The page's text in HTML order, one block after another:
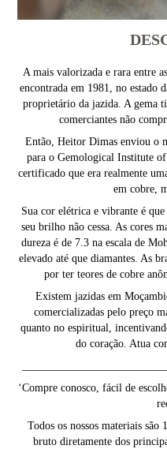
A mais valorizada e rara entre
encontrada em 1981, no estado
proprietário da jazida. A gema
comerciantes não
Então, Heitor Dimas enviou o
para o Gemological Institute
certificado que era realmente
em cobre,
Sua cor elétrica e vibrante é
seu brilho não cessa. As cores
dureza é de 7.3 na escala de
elevado até que diamantes. As
por ter teores de cobre
Existem jazidas em
comercializadas pelo preço
quanto no espiritual,
do coração. Atua
‘Compre conosco, fácil de
Todos os nossos materiais são
bruto diretamente dos